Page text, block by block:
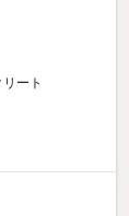
ート